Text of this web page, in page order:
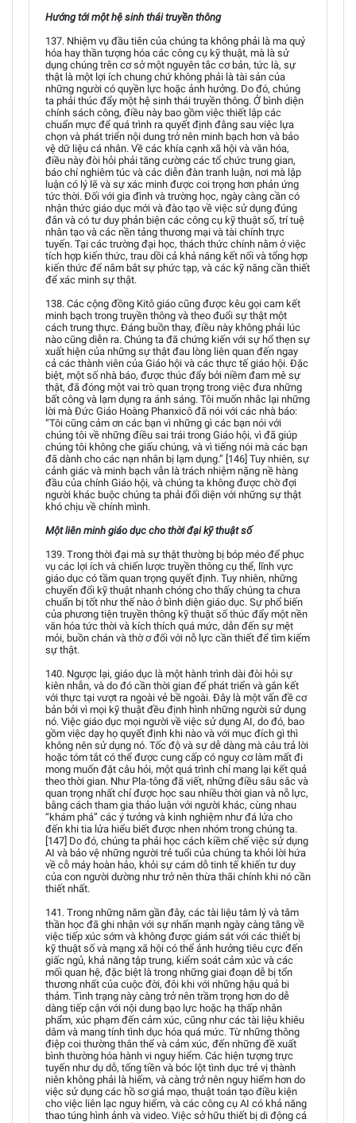
Hướng tới một hệ sinh thái truyền thông
137. Nhiệm vụ đầu tiên của chúng ta không phải là ma quỷ
hóa hay thần tượng hóa các công cụ kỹ thuật, mà là sử
dụng chúng trên cơ sở một nguyên tắc cơ bản, tức là, sự
thật là một lợi ích chung chứ không phải là tài sản của
những người có quyền lực hoặc ảnh hưởng. Do đó, chúng
ta phải thúc đẩy một hệ sinh thái truyền thông. Ở bình diện
chính sách công, điều này bao gồm việc thiết lập các
chuẩn mực để quá trình ra quyết định đằng sau việc lựa
chọn và phát triển nội dung trở nên minh bạch hơn và bảo
vệ dữ liệu cá nhân. Về các khía cạnh xã hội và văn hóa,
điều này đòi hỏi phải tăng cường các tổ chức trung gian,
báo chí nghiêm túc và các diễn đàn tranh luận, nơi mà lập
luận có lý lẽ và sự xác minh được coi trọng hơn phản ứng
tức thời. Đối với gia đình và trường học, ngày càng cần có
nhận thức giáo dục mới và đào tạo về việc sử dụng đúng
đắn và có tư duy phản biện các công cụ kỹ thuật số, trí tuệ
nhân tạo và các nền tảng thương mại và tài chính trực
tuyến. Tại các trường đại học, thách thức chính nằm ở việc
tích hợp kiến thức, trau dồi cả khả năng kết nối và tổng hợp
kiến thức để nắm bắt sự phức tạp, và các kỹ năng cần thiết
để xác minh sự thật.
138. Các cộng đồng Kitô giáo cũng được kêu gọi cam kết
minh bạch trong truyền thông và theo đuổi sự thật một
cách trung thực. Đáng buồn thay, điều này không phải lúc
nào cũng diễn ra. Chúng ta đã chứng kiến với sự hổ thẹn sự
xuất hiện của những sự thật đau lòng liên quan đến ngay
cả các thành viên của Giáo hội và các thực tế giáo hội. Đặc
biệt, một số nhà báo, được thúc đẩy bởi niềm đam mê sự
thật, đã đóng một vai trò quan trọng trong việc đưa những
bất công và lạm dụng ra ánh sáng. Tôi muốn nhắc lại những
lời mà Đức Giáo Hoàng Phanxicô đã nói với các nhà báo:
“Tôi cũng cảm ơn các bạn vì những gì các bạn nói với
chúng tôi về những điều sai trái trong Giáo hội, vì đã giúp
chúng tôi không che giấu chúng, và vì tiếng nói mà các bạn
đã dành cho các nạn nhân bị lạm dụng.” [146] Tuy nhiên, sự
cảnh giác và minh bạch vẫn là trách nhiệm nặng nề hàng
đầu của chính Giáo hội, và chúng ta không được chờ đợi
người khác buộc chúng ta phải đối diện với những sự thật
khó chịu về chính mình.
Một liên minh giáo dục cho thời đại kỹ thuật số
139. Trong thời đại mà sự thật thường bị bóp méo để phục
vụ các lợi ích và chiến lược truyền thông cụ thể, lĩnh vực
giáo dục có tầm quan trọng quyết định. Tuy nhiên, những
chuyển đổi kỹ thuật nhanh chóng cho thấy chúng ta chưa
chuẩn bị tốt như thế nào ở bình diện giáo dục. Sự phổ biến
của phương tiện truyền thông kỹ thuật số thúc đẩy một nền
văn hóa tức thời và kích thích quá mức, dẫn đến sự mệt
mỏi, buồn chán và thờ ơ đối với nỗ lực cần thiết để tìm kiếm
sự thật.
140. Ngược lại, giáo dục là một hành trình dài đòi hỏi sự
kiên nhẫn, và do đó cần thời gian để phát triển và gắn kết
với thực tại vượt ra ngoài vẻ bề ngoài. Đây là một vấn đề cơ
bản bởi vì mọi kỹ thuật đều định hình những người sử dụng
nó. Việc giáo dục mọi người về việc sử dụng AI, do đó, bao
gồm việc dạy họ quyết định khi nào và với mục đích gì thì
không nên sử dụng nó. Tốc độ và sự dễ dàng mà câu trả lời
hoặc tóm tắt có thể được cung cấp có nguy cơ làm mất đi
mong muốn đặt câu hỏi, một quá trình chỉ mang lại kết quả
theo thời gian. Như Pla-tông đã viết, những điều sâu sắc và
quan trọng nhất chỉ được học sau nhiều thời gian và nỗ lực,
bằng cách tham gia thảo luận với người khác, cùng nhau
“khám phá” các ý tưởng và kinh nghiệm như đá lửa cho
đến khi tia lửa hiểu biết được nhen nhóm trong chúng ta.
[147] Do đó, chúng ta phải học cách kiềm chế việc sử dụng
AI và bảo vệ những người trẻ tuổi của chúng ta khỏi lời hứa
về cỗ máy hoàn hảo, khỏi sự cám dỗ tinh tế khiến tư duy
của con người dường như trở nên thừa thãi chính khi nó cần
thiết nhất.
141. Trong những năm gần đây, các tài liệu tâm lý và tâm
thần học đã ghi nhận với sự nhấn mạnh ngày càng tăng về
việc tiếp xúc sớm và không được giám sát với các thiết bị
kỹ thuật số và mạng xã hội có thể ảnh hưởng tiêu cực đến
giấc ngủ, khả năng tập trung, kiểm soát cảm xúc và các
mối quan hệ, đặc biệt là trong những giai đoạn dễ bị tổn
thương nhất của cuộc đời, đôi khi với những hậu quả bi
thảm. Tình trạng này càng trở nên trầm trọng hơn do dễ
dàng tiếp cận với nội dung bạo lực hoặc hạ thấp nhân
phẩm, xúc phạm đến cảm xúc, cũng như các tài liệu khiêu
dâm và mang tính tình dục hóa quá mức. Từ những thông
điệp coi thường thân thể và cảm xúc, đến những đề xuất
bình thường hóa hành vi nguy hiểm. Các hiện tượng trực
tuyến như dụ dỗ, tống tiền và bóc lột tình dục trẻ vị thành
niên không phải là hiếm, và càng trở nên nguy hiểm hơn do
việc sử dụng các hồ sơ giả mạo, thuật toán tạo điều kiện
cho việc liên lạc nguy hiểm, và các công cụ AI có khả năng
thao túng hình ảnh và video. Việc sở hữu thiết bị di động cá